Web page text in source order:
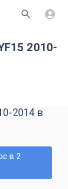
2010-
2014 в
в 2